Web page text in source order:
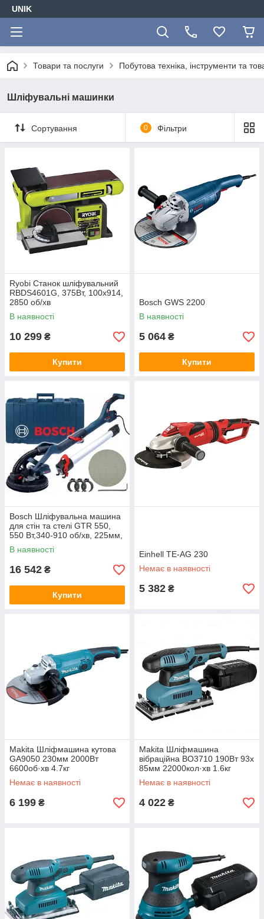
UNIK
Товари та послуги Побутова техніка, інструменти та
Шліфувальні машинки
Сортування 0 Фільтри
Ryobi Станок шліфувальний
RBDS4601G, 375Вт, 100х914,
2850 об/хв
В наявності
10 299 ₴
Купити
Bosch GWS 2200
В наявності
5 064 ₴
Купити
Bosch Шліфувальна машина
для стін та стелі GTR 550,
550 Вт,340-910 об/хв, 225мм,
4.8 кг
В наявності
16 542 ₴
Купити
Einhell TE-AG 230
Немає в наявності
5 382 ₴
Makita Шліфмашина кутова
GA9050 230мм 2000Вт
6600об·хв 4.7кг
Немає в наявності
6 199 ₴
Makita Шліфмашина
вібраційна BO3710 190Вт 93x
85мм 22000кол·хв 1.6кг
Немає в наявності
4 022 ₴